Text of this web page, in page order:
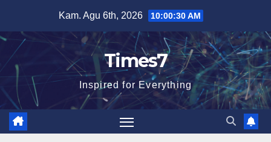
content
Kam. Agu 6th, 2026 10:00:31 AM
Times7
Inspired for Everything